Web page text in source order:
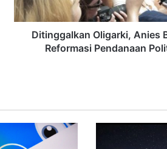
Ditinggalkan Oligarki, Anies
Reformasi Pendanaan